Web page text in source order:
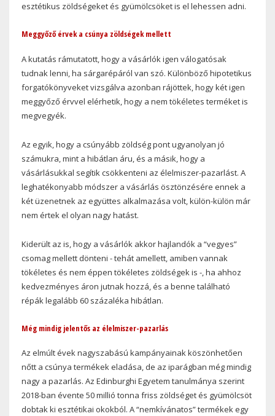
esztétikus zöldségeket és gyümölcsöket is el lehessen adni.
Meggyőző érvek a csúnya zöldségek mellett
A kutatás rámutatott, hogy a vásárlók igen válogatósak
tudnak lenni, ha sárgarépáról van szó. Különböző hipotetikus
forgatókönyveket vizsgálva azonban rájöttek, hogy két igen
meggyőző érvvel elérhetik, hogy a nem tökéletes terméket is
megvegyék.
Az egyik, hogy a csúnyább zöldség pont ugyanolyan jó
számukra, mint a hibátlan áru, és a másik, hogy a
vásárlásukkal segítik csökkenteni az élelmiszer-pazarlást. A
leghatékonyabb módszer a vásárlás ösztönzésére ennek a
két üzenetnek az együttes alkalmazása volt, külön-külön már
nem értek el olyan nagy hatást.
Kiderült az is, hogy a vásárlók akkor hajlandók a “vegyes”
csomag mellett dönteni - tehát amellett, amiben vannak
tökéletes és nem éppen tökéletes zöldségek is -, ha ahhoz
kedvezményes áron jutnak hozzá, és a benne található
répák legalább 60 százaléka hibátlan.
Még mindig jelentős az élelmiszer-pazarlás
Az elmúlt évek nagyszabású kampányainak köszönhetően
nőtt a csúnya termékek eladása, de az iparágban még mindig
nagy a pazarlás. Az Edinburghi Egyetem tanulmánya szerint
2018-ban évente 50 millió tonna friss zöldséget és gyümölcsöt
dobtak ki esztétikai okokból. A “nemkívánatos” termékek egy